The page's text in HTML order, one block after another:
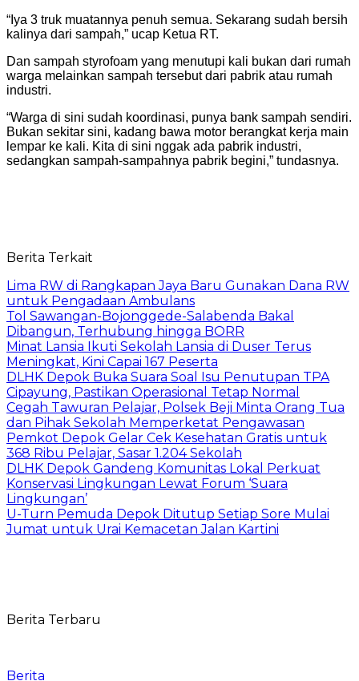
“Iya 3 truk muatannya penuh semua. Sekarang sudah bersih
kalinya dari sampah,” ucap Ketua RT.
Dan sampah styrofoam yang menutupi kali bukan dari rumah
warga melainkan sampah tersebut dari pabrik atau rumah
industri.
“Warga di sini sudah koordinasi, punya bank sampah sendiri.
Bukan sekitar sini, kadang bawa motor berangkat kerja main
lempar ke kali. Kita di sini nggak ada pabrik industri,
sedangkan sampah-sampahnya pabrik begini,” tundasnya.
Berita Terkait
Lima RW di Rangkapan Jaya Baru Gunakan Dana RW
untuk Pengadaan Ambulans
Tol Sawangan-Bojonggede-Salabenda Bakal
Dibangun, Terhubung hingga BORR
Minat Lansia Ikuti Sekolah Lansia di Duser Terus
Meningkat, Kini Capai 167 Peserta
DLHK Depok Buka Suara Soal Isu Penutupan TPA
Cipayung, Pastikan Operasional Tetap Normal
Cegah Tawuran Pelajar, Polsek Beji Minta Orang Tua
dan Pihak Sekolah Memperketat Pengawasan
Pemkot Depok Gelar Cek Kesehatan Gratis untuk
368 Ribu Pelajar, Sasar 1.204 Sekolah
DLHK Depok Gandeng Komunitas Lokal Perkuat
Konservasi Lingkungan Lewat Forum ‘Suara
Lingkungan’
U-Turn Pemuda Depok Ditutup Setiap Sore Mulai
Jumat untuk Urai Kemacetan Jalan Kartini
Berita Terbaru
Berita